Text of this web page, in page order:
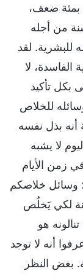
بمئة ضعف،
من أجله
للبشرية. لقد
لا
بكل تأكيد
للخلاص
أنه بذل نفسه
لا يشبه
زمن الأيام
وسائل خلاصكم
لكي يَخلُص
هو
أنه لا توجد
بغض النظر